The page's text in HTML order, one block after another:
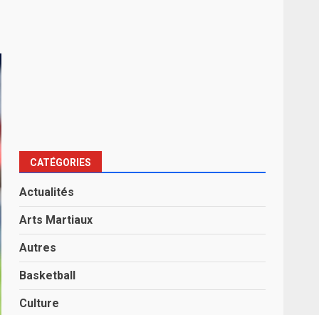
CATÉGORIES
Actualités
Arts Martiaux
Autres
Basketball
Culture